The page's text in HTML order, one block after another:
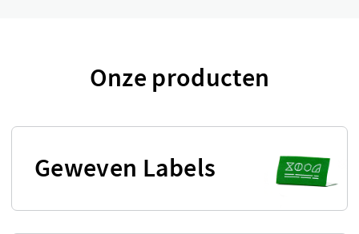
Onze producten
Geweven Labels